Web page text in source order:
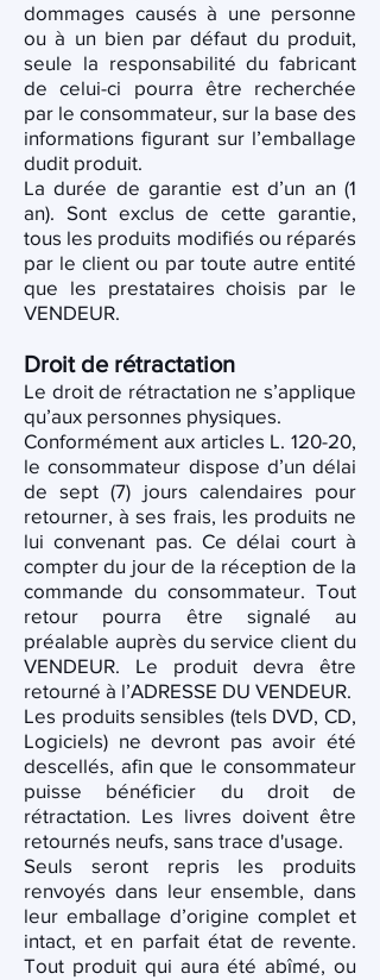
dommages causés à une personne
ou à un bien par défaut du produit,
seule la responsabilité du fabricant
de celui-ci pourra être recherchée
par le consommateur, sur la base des
informations figurant sur l’emballage
dudit produit.
La durée de garantie est d’un an (1
an). Sont exclus de cette garantie,
tous les produits modifiés ou réparés
par le client ou par toute autre entité
que les prestataires choisis par le
VENDEUR.
Droit de rétractation
Le droit de rétractation ne s’applique
qu’aux personnes physiques.
Conformément aux articles L. 120-20,
le consommateur dispose d’un délai
de sept (7) jours calendaires pour
retourner, à ses frais, les produits ne
lui convenant pas. Ce délai court à
compter du jour de la réception de la
commande du consommateur. Tout
retour pourra être signalé au
préalable auprès du service client du
VENDEUR. Le produit devra être
retourné à l’ADRESSE DU VENDEUR.
Les produits sensibles (tels DVD, CD,
Logiciels) ne devront pas avoir été
descellés, afin que le consommateur
puisse bénéficier du droit de
rétractation. Les livres doivent être
retournés neufs, sans trace d'usage.
Seuls seront repris les produits
renvoyés dans leur ensemble, dans
leur emballage d’origine complet et
intact, et en parfait état de revente.
Tout produit qui aura été abîmé, ou